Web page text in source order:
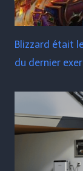
Blizzard était
du dernier